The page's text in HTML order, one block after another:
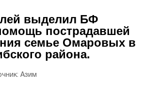
выделил БФ
пострадавшей
семье Омаровых в
района.
Азим